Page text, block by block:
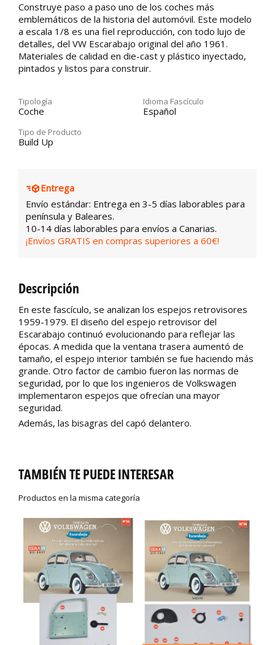
Construye paso a paso uno de los coches más
emblemáticos de la historia del automóvil. Este modelo
a escala 1/8 es una fiel reproducción, con todo lujo de
detalles, del VW Escarabajo original del año 1961.
Materiales de calidad en die-cast y plástico inyectado,
pintados y listos para construir.
Tipología
Coche
Idioma Fascículo
Español
Tipo de Producto
Build Up
Entrega
Envío estándar: Entrega en 3-5 días laborables para
península y Baleares.
10-14 días laborables para envíos a Canarias.
¡Envíos GRATIS en compras superiores a 60€!
Descripción
En este fascículo, se analizan los espejos retrovisores
1959-1979. El diseño del espejo retrovisor del
Escarabajo continuó evolucionando para reflejar las
épocas. A medida que la ventana trasera aumentó de
tamaño, el espejo interior también se fue haciendo más
grande. Otro factor de cambio fueron las normas de
seguridad, por lo que los ingenieros de Volkswagen
implementaron espejos que ofrecían una mayor
seguridad.
Además, las bisagras del capó delantero.
TAMBIÉN TE PUEDE INTERESAR
Productos en la misma categoría